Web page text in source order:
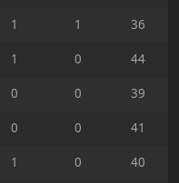
1 1
36
1 0
44
0 0
39
0 0
41
1 0
40